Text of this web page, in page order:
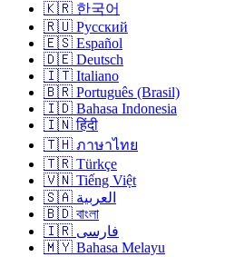
🇰🇷 한국어
🇷🇺 Русский
🇪🇸 Español
🇩🇪 Deutsch
🇮🇹 Italiano
🇧🇷 Português (Brasil)
🇮🇩 Bahasa Indonesia
🇮🇳 हिंदी
🇹🇭 ภาษาไทย
🇹🇷 Türkçe
🇻🇳 Tiếng Việt
🇸🇦 العربية
🇧🇩 বাংলা
🇮🇷 فارسی
🇲🇾 Bahasa Melayu